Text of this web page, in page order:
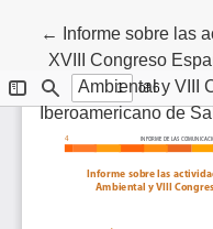
← Volver a los
Informe sobre las
XVIII Congreso
Ambiental y VIII
Iberoamericano de